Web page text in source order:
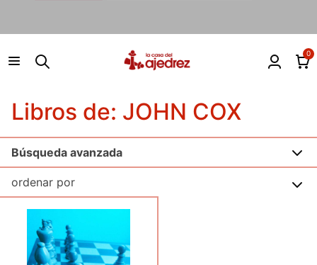
0
Libros de: JOHN COX
Búsqueda avanzada